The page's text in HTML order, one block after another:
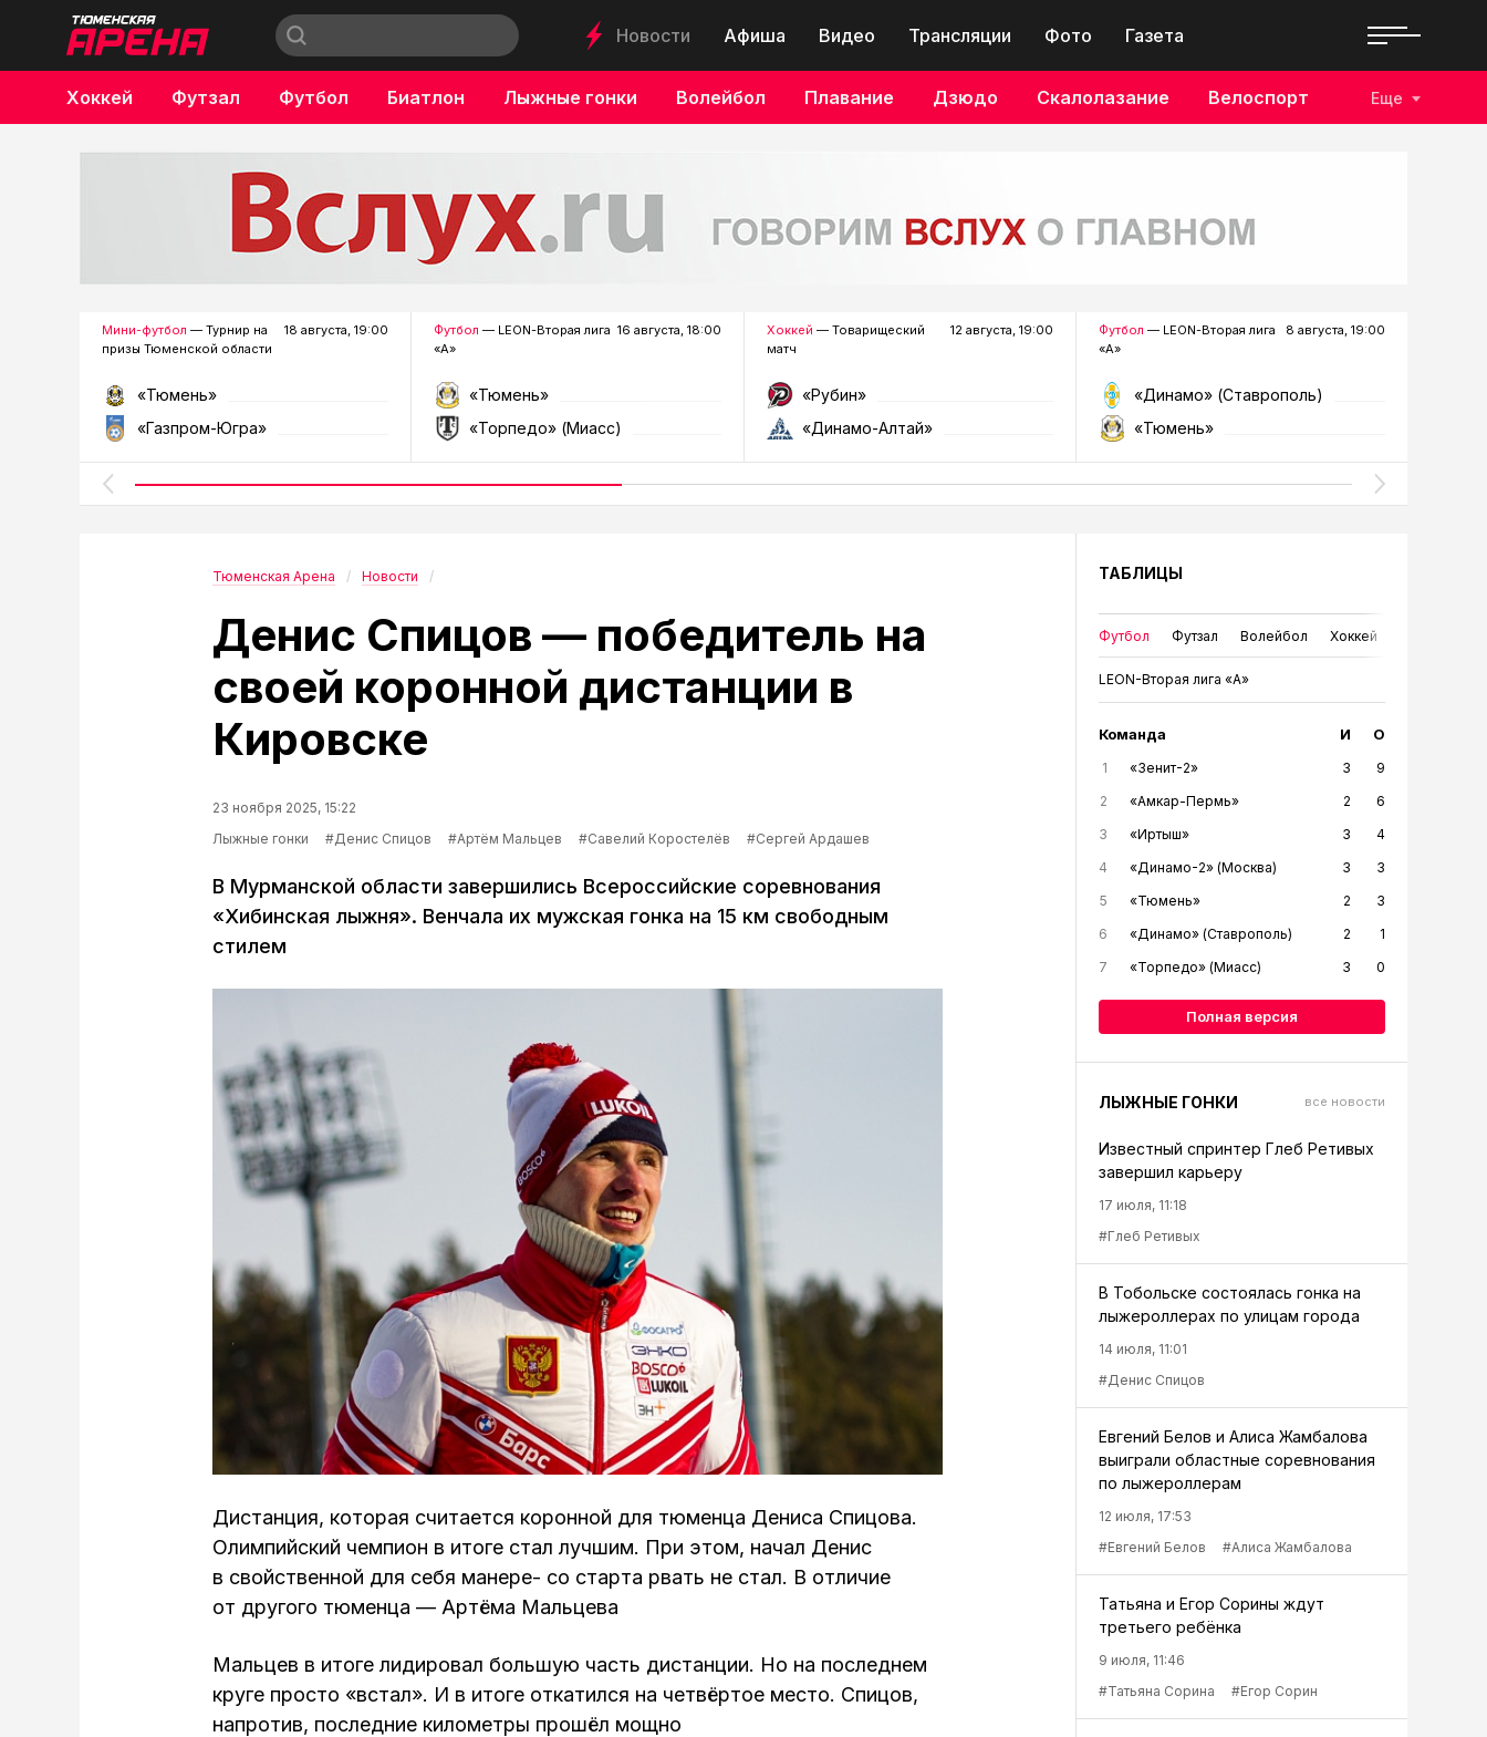
Новости Афиша Видео Трансляции Фото Газета
Хоккей Футзал Футбол Биатлон Лыжные гонки Волейбол Плавание Дзюдо Скалолазание Велоспорт
Бокс
Еще
Мини-футбол — Турнир на
призы Тюменской области
18 августа, 19:00
«Тюмень»
«Газпром-Югра»
Футбол — LEON-Вторая лига
«А»
16 августа, 18:00
«Тюмень»
«Торпедо» (Миасс)
Хоккей — Товарищеский
матч
12 августа, 19:00
«Рубин»
«Динамо-Алтай»
Футбол — LEON-Вторая лига
«А»
8 августа, 19:00
«Динамо» (Ставрополь)
«Тюмень»
Тюменская Арена Новости
Денис Спицов — победитель на
своей коронной дистанции в
Кировске
23 ноября 2025, 15:22
Лыжные гонки
#Денис Спицов #Артём Мальцев #Савелий Коростелёв #Сергей Ардашев
В Мурманской области завершились Всероссийские соревнования
«Хибинская лыжня». Венчала их мужская гонка на 15 км свободным
стилем
Дистанция, которая считается коронной для тюменца Дениса Спицова.
Олимпийский чемпион в итоге стал лучшим. При этом, начал Денис
в свойственной для себя манере- со старта рвать не стал. В отличие
от другого тюменца — Артёма Мальцева
Мальцев в итоге лидировал большую часть дистанции. Но на последнем
круге просто «встал». И в итоге откатился на четвёртое место. Спицов,
напротив, последние километры прошёл мощно
ТАБЛИЦЫ
Футбол Футзал Волейбол Хоккей
LEON-Вторая лига «А»
Команда И О
1 «Зенит-2» 3
9
2
«Амкар-Пермь» 2
6
3
«Иртыш» 3
4
4
«Динамо-2» (Москва) 3
3
5
«Тюмень» 2
3
6
«Динамо» (Ставрополь) 2
1
7
«Торпедо» (Миасс) 3 0
Полная версия
ЛЫЖНЫЕ ГОНКИ все новости
Известный спринтер Глеб Ретивых
завершил карьеру
17 июля, 11:18
#Глеб Ретивых
В Тобольске состоялась гонка на
лыжероллерах по улицам города
14 июля, 11:01
#Денис Спицов
Евгений Белов и Алиса Жамбалова
выиграли областные соревнования
по лыжероллерам
12 июля, 17:53
#Евгений Белов
#Алиса Жамбалова
Татьяна и Егор Сорины ждут
третьего ребёнка
9 июля, 11:46
#Татьяна Сорина
#Егор Сорин